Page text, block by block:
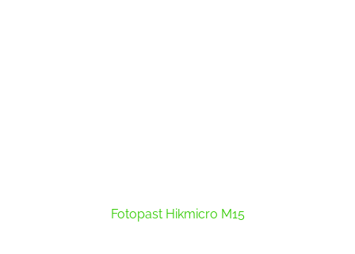
Fotopast Hikmicro M15